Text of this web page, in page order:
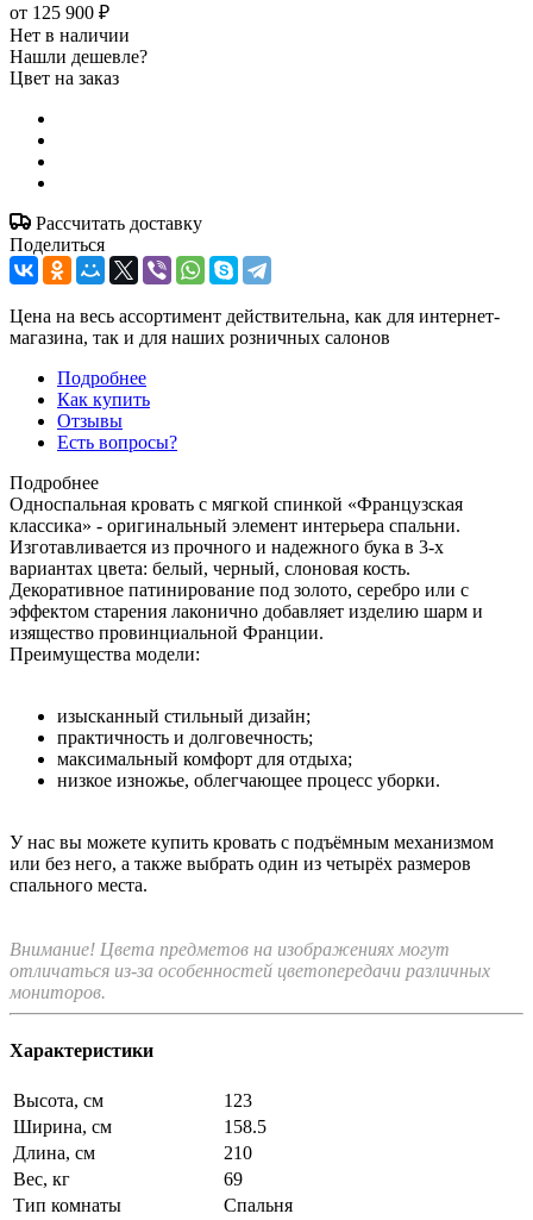
от 125 900 ₽
Нет в наличии
Нашли дешевле?
Цвет на заказ
Рассчитать доставку
Поделиться
Цена на весь ассортимент действительна, как для интернет-
магазина, так и для наших розничных салонов
Подробнее
Как купить
Отзывы
Есть вопросы?
Подробнее
Односпальная кровать с мягкой спинкой «Французская
классика» - оригинальный элемент интерьера спальни.
Изготавливается из прочного и надежного бука в 3-х
вариантах цвета: белый, черный, слоновая кость.
Декоративное патинирование под золото, серебро или с
эффектом старения лаконично добавляет изделию шарм и
изящество провинциальной Франции.
Преимущества модели:
изысканный стильный дизайн;
практичность и долговечность;
максимальный комфорт для отдыха;
низкое изножье, облегчающее процесс уборки.
У нас вы можете купить кровать с подъёмным механизмом
или без него, а также выбрать один из четырёх размеров
спального места.
Внимание! Цвета предметов на изображениях могут
отличаться из-за особенностей цветопередачи различных
мониторов.
Характеристики
Высота, см
123
Ширина, см
158.5
Длина, см
210
Вес, кг
69
Тип комнаты
Спальня